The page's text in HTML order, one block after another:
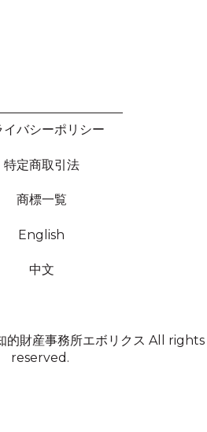
イバシーポリシー
特定商取引法
商標一覧
English
中文
財産事務所エボリクス All rights
reserved.